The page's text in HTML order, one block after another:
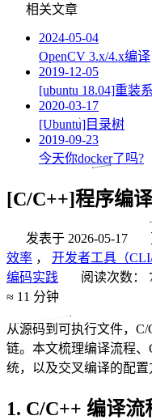
相关文章
2024-05-04
OpenCV 3.x/4.x编译
2019-12-05
[ubuntu 18.04]重装
2020-03-17
[Ubuntu]目录树
2019-09-23
今天你docker了吗?
[C/C++]程序编
发表于 2026-05-17
效率 ， 开发者工具（
编码实践
阅读次数：
≈ 11 分钟
从源码到可执行文件，
链。本文梳理编译流程、
统，以及交叉编译的配置
1. C/C++ 编译流